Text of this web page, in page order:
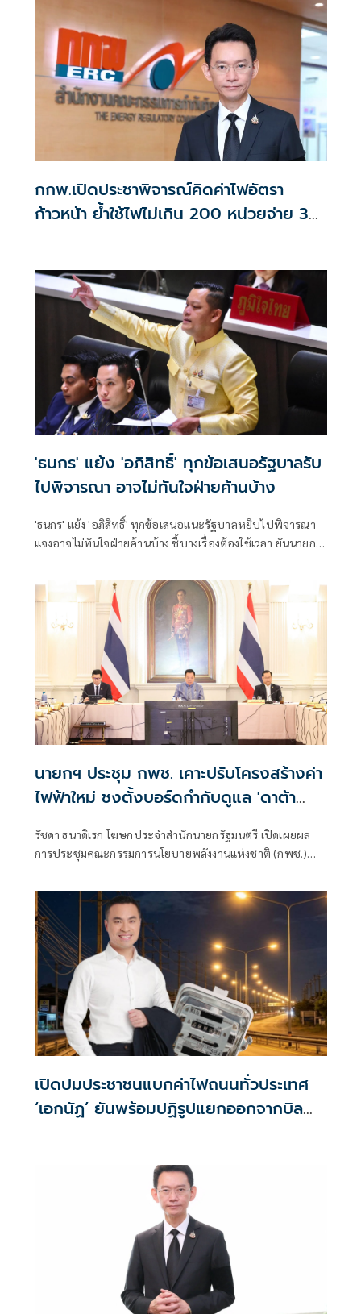
กกพ.เปิดประชาพิจารณ์คิดค่าไฟอัตรา
ก้าวหน้า ย้ำใช้ไฟไม่เกิน 200 หน่วยจ่าย 3
'ธนกร' แย้ง 'อภิสิทธิ์' ทุกข้อเสนอรัฐบาลรับ
ไปพิจารณา อาจไม่ทันใจฝ่ายค้านบ้าง
'ธนกร' แย้ง 'อภิสิทธิ์' ทุกข้อเสนอแนะรัฐบาลหยิบไปพิจารณา
แจงอาจไม่ทันใจฝ่ายค้านบ้าง ชี้บางเรื่องต้องใช้เวลา ยันนายกฯ
นายกฯ ประชุม กพช. เคาะปรับโครงสร้างค่า
ไฟฟ้าใหม่ ชงตั้งบอร์ดกำกับดูแล 'ดาต้า
รัชดา ธนาดิเรก โฆษกประจำสำนักนายกรัฐมนตรี เปิดเผยผล
การประชุมคณะกรรมการนโยบายพลังงานแห่งชาติ (กพช.)
ประชุมมีมติเห็นชอบมาตรการสำคัญด้านพลังงาน เรื่อง
โครงสร้างอัตราค่าไฟฟ้า
เปิดปมประชาชนแบกค่าไฟถนนทั่วประเทศ
‘เอกนัฏ’ ยันพร้อมปฏิรูปแยกออกจากบิล